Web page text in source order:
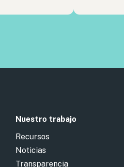
Nuestro trabajo
Recursos
Noticias
Transparencia